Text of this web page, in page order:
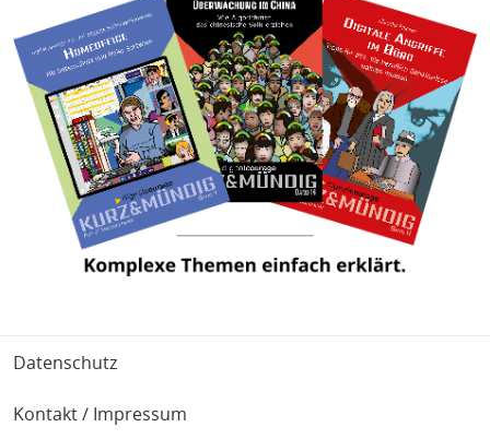
Fußbereich
Datenschutz
Kontakt / Impressum